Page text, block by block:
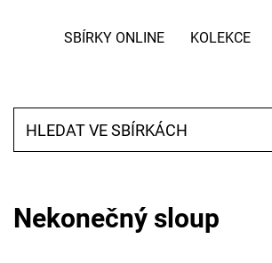
SBÍRKY ONLINE KOLEKCE
Nekonečný sloup